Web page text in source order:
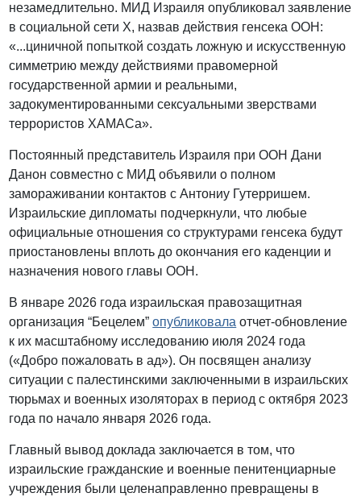
незамедлительно. МИД Израиля опубликовал заявление
в социальной сети X, назвав действия генсека ООН:
«...циничной попыткой создать ложную и искусственную
симметрию между действиями правомерной
государственной армии и реальными,
задокументированными сексуальными зверствами
террористов ХАМАСа».
Постоянный представитель Израиля при ООН Дани
Данон совместно с МИД объявили о полном
замораживании контактов с Антониу Гутерришем.
Израильские дипломаты подчеркнули, что любые
официальные отношения со структурами генсека будут
приостановлены вплоть до окончания его каденции и
назначения нового главы ООН.
В январе 2026 года израильская правозащитная
организация “Бецелем”опубликовала отчет-обновление
к их масштабному исследованию июля 2024 года
(«Добро пожаловать в ад»). Он посвящен анализу
ситуации с палестинскими заключенными в израильских
тюрьмах и военных изоляторах в период с октября 2023
года по начало января 2026 года.
Главный вывод доклада заключается в том, что
израильские гражданские и военные пенитенциарные
учреждения были целенаправленно превращены в